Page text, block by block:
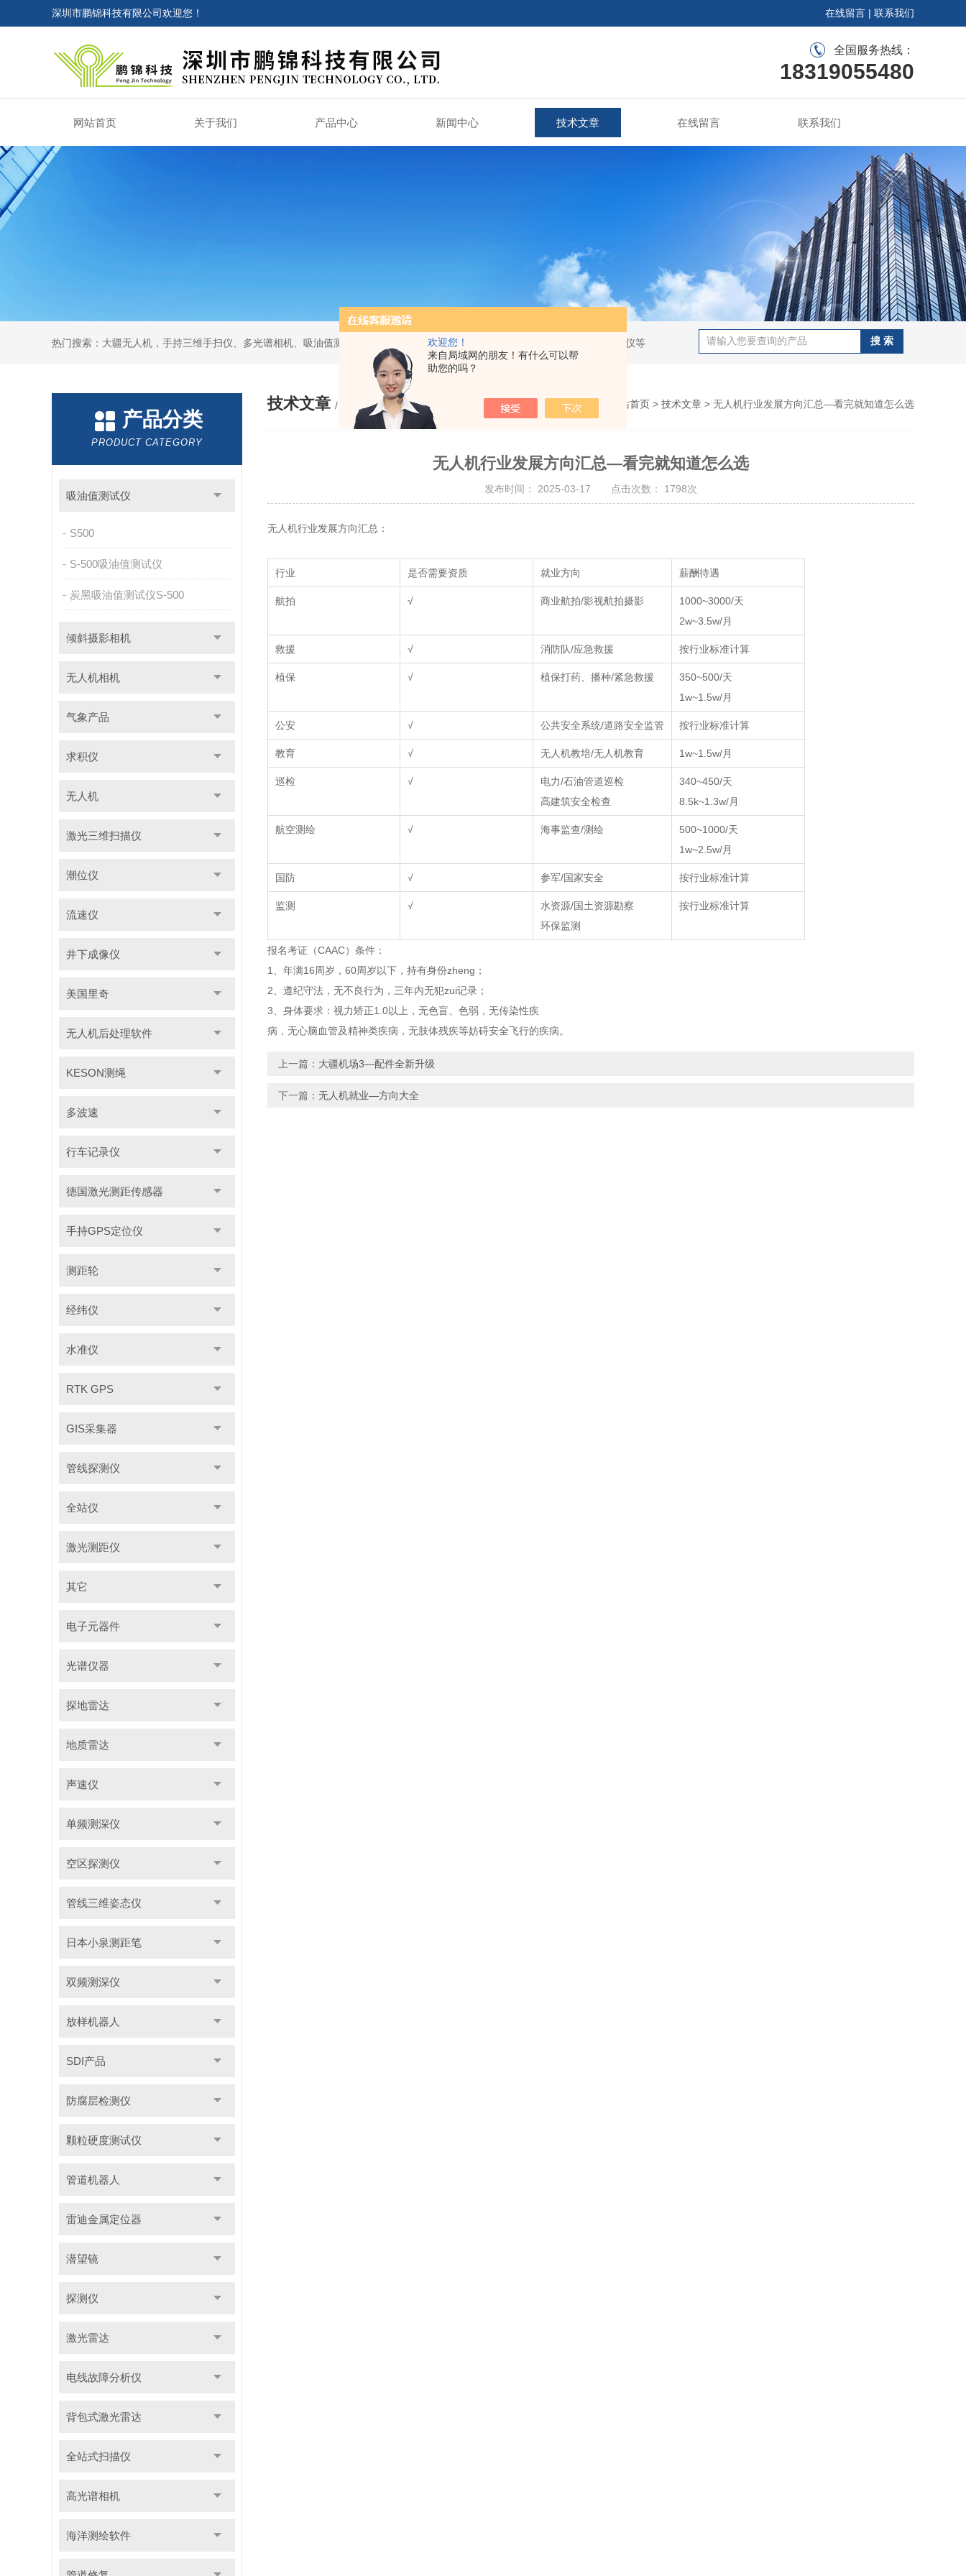
欢迎您！
来自局域网的朋友！有什么可以帮
助您的吗？
深圳市鹏锦科技有限公司欢迎您！ 在线留言 | 联系我们
全国服务热线：
18319055480
网站首页 关于我们 产品中心 新闻中心 技术文章 在线留言 联系我们
热门搜索：大疆无人机，手持三维手扫仪、多光谱相机、吸油值测试仪，求积仪，气象产品，管线探测仪，全站仪，经纬仪，水准仪等
产品分类
PRODUCT CATEGORY
吸油值测试仪
S500
S-500吸油值测试仪
炭黑吸油值测试仪S-500
倾斜摄影相机
无人机相机
气象产品
求积仪
无人机
激光三维扫描仪
潮位仪
流速仪
井下成像仪
美国里奇
无人机后处理软件
KESON测绳
多波速
行车记录仪
德国激光测距传感器
手持GPS定位仪
测距轮
经纬仪
水准仪
RTK GPS
GIS采集器
管线探测仪
全站仪
激光测距仪
其它
电子元器件
光谱仪器
探地雷达
地质雷达
声速仪
单频测深仪
空区探测仪
管线三维姿态仪
日本小泉测距笔
双频测深仪
放样机器人
SDI产品
防腐层检测仪
颗粒硬度测试仪
管道机器人
雷迪金属定位器
潜望镜
探测仪
激光雷达
电线故障分析仪
背包式激光雷达
全站式扫描仪
高光谱相机
海洋测绘软件
技术文章 / ARTICLE 您的位置： 网站首页 > 技术文章 > 无人机行业发展方向汇总—看完就知道怎么选
无人机行业发展方向汇总—看完就知道怎么选
发布时间： 2025-03-17 点击次数： 1798次
无人机行业发展方向汇总：
行业 是否需要资质 就业方向 薪酬待遇
航拍 √ 商业航拍/影视航拍摄影
1000~3000/天
2w~3.5w/月
救援 √ 消防队/应急救援 按行业标准计算
植保 √ 植保打药、播种/紧急救援
350~500/天
1w~1.5w/月
公安 √ 公共安全系统/道路安全监管 按行业标准计算
教育 √ 无人机教培/无人机教育 1w~1.5w/月
巡检 √
电力/石油管道巡检
高建筑安全检查
340~450/天
8.5k~1.3w/月
航空测绘 √ 海事监查/测绘
500~1000/天
1w~2.5w/月
国防 √ 参军/国家安全 按行业标准计算
监测 √
水资源/国土资源勘察
环保监测
按行业标准计算
报名考证（CAAC）条件：
1、年满16周岁，60周岁以下，持有身份zheng；
2、遵纪守法，无不良行为，三年内无犯zui记录；
3、身体要求：视力矫正1.0以上，无色盲、色弱，无传染性疾
病，无心脑血管及精神类疾病，无肢体残疾等妨碍安全飞行的疾病。
上一篇： 大疆机场3—配件全新升级
下一篇： 无人机就业—方向大全